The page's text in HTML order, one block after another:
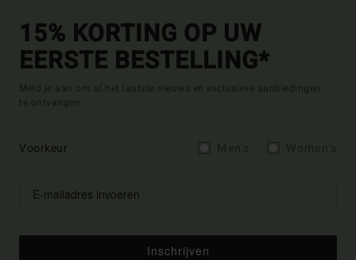
15% KORTING OP UW
EERSTE BESTELLING*
Meld je aan om al het laatste nieuws en exclusieve aanbiedingen
te ontvangen.
Voorkeur
Inschrijven